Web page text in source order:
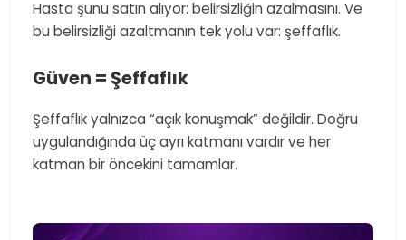
Hasta şunu satın alıyor: belirsizliğin azalmasını. Ve
bu belirsizliği azaltmanın tek yolu var: şeffaflık.
Güven = Şeffaflık
Şeffaflık yalnızca “açık konuşmak” değildir. Doğru
uygulandığında üç ayrı katmanı vardır ve her
katman bir öncekini tamamlar.